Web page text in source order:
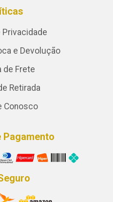
Privacidade
e Devolução
de Frete
Retirada
Conosco
Pagamento